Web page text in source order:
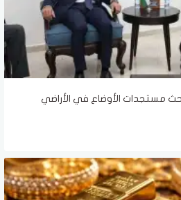
مستجدات الأوضاع في الأراضي